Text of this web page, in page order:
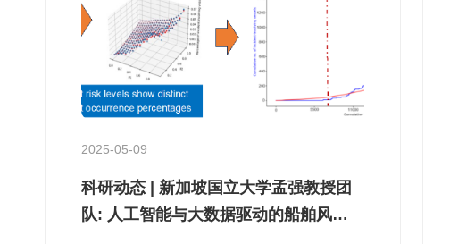
2025-05-09
科研动态 | 新加坡国立大学孟强教授团
队: 人工智能与大数据驱动的船舶风险